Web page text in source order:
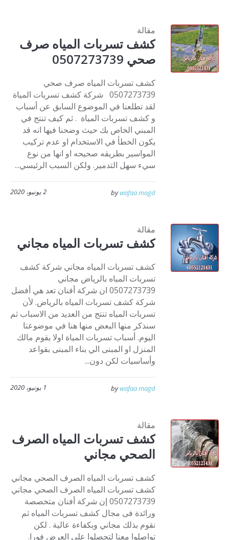
مقالة
كشف تسربات المياه صرف
صحي 0507273739
كشف تسربات المياه صرف صحي
0507273739 شركة كشف تسربات المياة
لقد تطلعنا في الموضوع السابق عن أسباب
و كشف تسربات المياة . ثم كيف تنتج في
المبني الخاص بك حيث وضحنا فيها انه قد
يكون الخطأ في الاستخدام او عدم تركيب
المواسير بطريقه صحيحه او انها من نوع
سيء سهل التدمير. ولكن السبب الرئيسي...
2 يونيو، 2020 bywafaa magd
مقالة
كشف تسربات المياه مجاني
كشف تسربات المياه مجاني شركة كشف
تسربات المياه بالرياض مجاني
0507273739 ان شركة أفنان تعد هي أفضل
شركة كشف تسربات المياه بالرياض. لأن
تسربات المياه تنتج من العديد من الاسباب ثم
سنذكر منها البعض منها هنا في موضوعنا
اليوم. أسباب تسربات المياة اولا يقوم مالك
المنزل او المبنى الي بناء المبنى بقواعد
وأساسيات لكن دون...
1 يونيو، 2020 bywafaa magd
مقالة
كشف تسربات المياه الصرف
الصحي مجاني
كشف تسربات المياه الصرف الصحي مجاني
كشف تسربات المياه الصرف الصحي مجاني
0507273739 إن شركة أفنان متخصصة
ورائدة فى مجال كشف تسربات المياه ثم
نقوم بذلك مجاني وبكفاءة عالية . لكن
تواصلوا معنا لتحصلوا على العرض فورا.